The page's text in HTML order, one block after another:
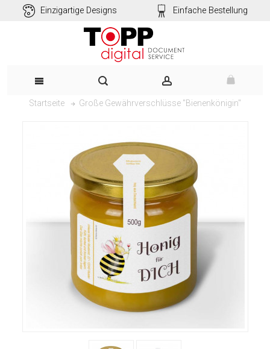
Einzigartige Designs Einfache Bestellung
Startseite Große Gewährverschlüsse "Bienenkönigin"